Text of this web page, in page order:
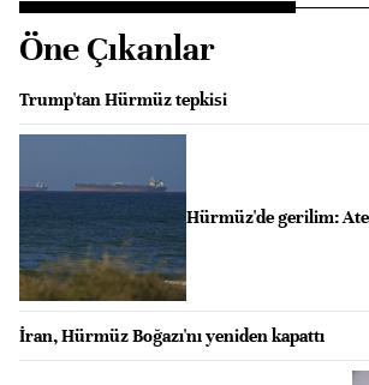
Öne Çıkanlar
Trump'tan Hürmüz tepkisi
Hürmüz'de gerilim:
İran, Hürmüz Boğazı'nı yeniden kapattı